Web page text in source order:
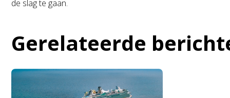
de slag te gaan.
Gerelateerde